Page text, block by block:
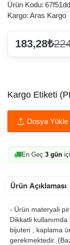
Ürün Kodu:
Kargo: Aras Kargo
183,28₺
Kargo Etiketi
Dosya Yükle
En Geç 3 gün
Ürün Açıklaması
- Ürün materyali
Dikkatli
bijuteri , kaplama
gerekmektedir.